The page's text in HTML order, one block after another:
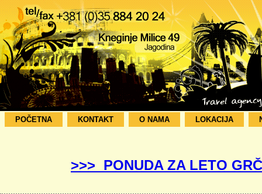
POČETNA KONTAKT O NAMA LOKACIJA
>>> PONUDA ZA LETO